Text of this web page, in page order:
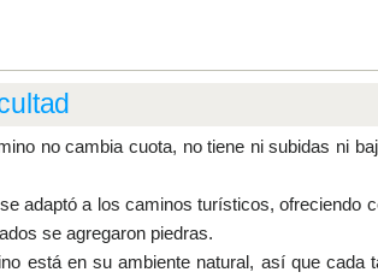
no cambia cuota, no tiene ni subidas ni
adaptó a los caminos turísticos, ofreciendo
se agregaron piedras.
está en su ambiente natural, así que cada